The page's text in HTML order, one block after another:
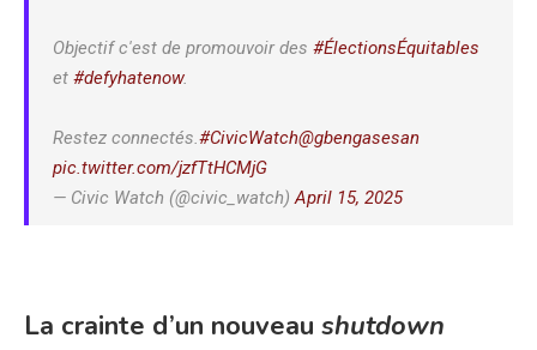
Objectif c'est de promouvoir des #ÉlectionsÉquitables
et #defyhatenow.
Restez connectés.#CivicWatch@gbengasesan
pic.twitter.com/jzfTtHCMjG
— Civic Watch (@civic_watch)April 15, 2025
La crainte d’un nouveau shutdown